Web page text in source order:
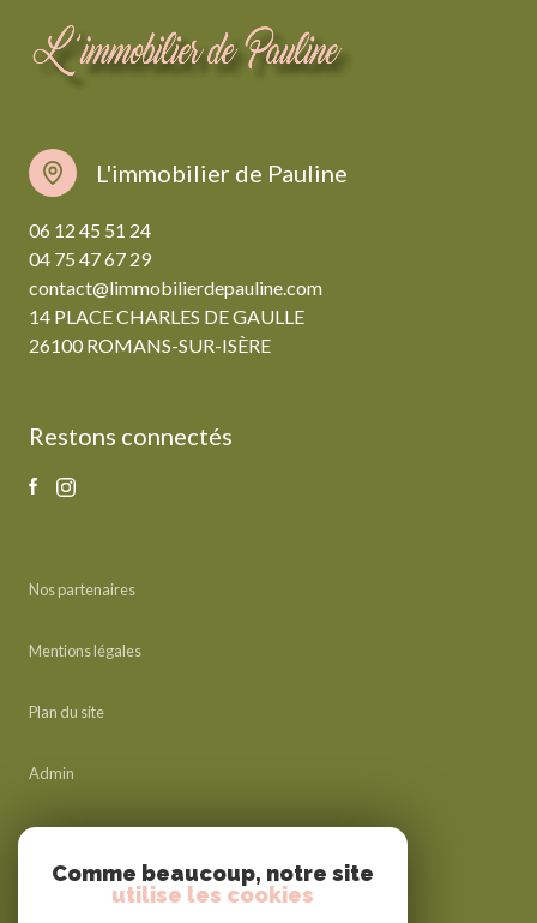
L'immobilier de Pauline
06 12 45 51 24
04 75 47 67 29
contact@limmobilierdepauline.com
14 PLACE CHARLES DE GAULLE
26100 ROMANS-SUR-ISÈRE
Restons connectés
Nos partenaires
Mentions légales
Plan du site
Admin
Nos honoraires
Politique RGPD
Comme beaucoup, notre site
utilise les cookies